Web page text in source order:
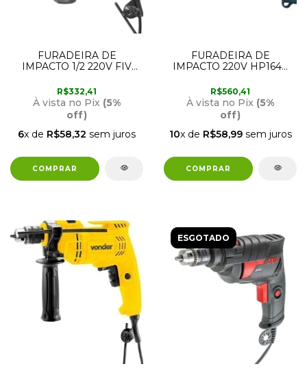
FURADEIRA DE
IMPACTO 1/2 220V FIV
R$332,41
À vista no Pix (5%
off)
6x de R$58,32 sem juros
FURADEIRA DE
IMPACTO 220V HP1640
R$560,41
À vista no Pix (5%
off)
10x de R$58,99sem juros
ESGOTADO